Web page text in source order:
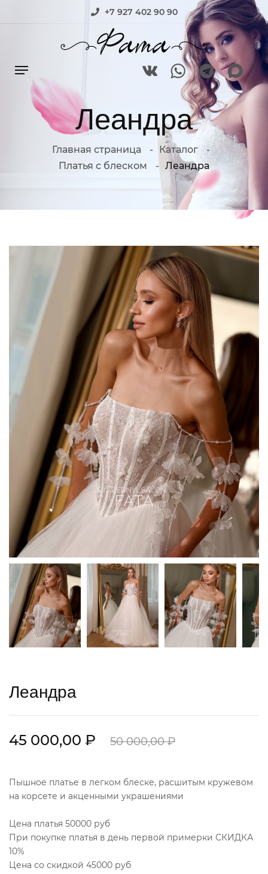
+7 927 402 90 90
Леандра
Главная страница
Каталог
Платья с блеском
Леандра
Леандра
45 000,00 ₽ 50 000,00 ₽
Пышное платье в легком блеске, расшитым кружевом
на корсете и акценными украшениями
Цена платья 50000 руб
При покупке платья в день первой примерки СКИДКА
10%
Цена со скидкой 45000 руб